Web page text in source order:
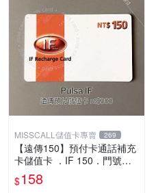
MISSCALL儲值卡專賣 269
【遠傳150】預付卡通話補充
卡儲值卡 ．IF 150．門號延
展ifu⚡MissCall儲值卡專賣
$158